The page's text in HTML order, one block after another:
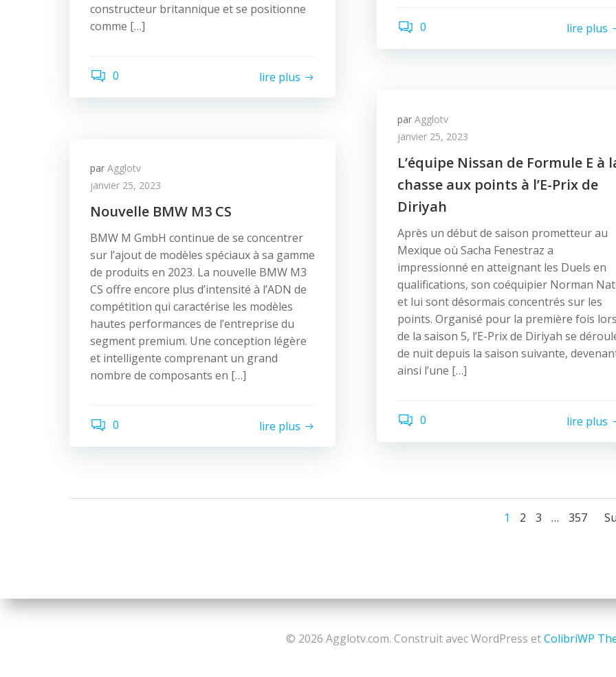
0 lire plus
constructeur britannique et se positionne
comme […]
0 lire plus
par Agglotv
janvier 25, 2023
L’équipe Nissan de Formule E à
chasse aux points à l’E-Prix de
Diriyah
Après un début de saison prometteur au
Mexique où Sacha Fenestraz a
impressionné en atteignant les Duels en
qualifications, son coéquipier Norman
et lui sont désormais concentrés sur les
points. Organisé pour la première fois
de la saison 5, l’E-Prix de Diriyah se
de nuit depuis la saison suivante,
ainsi l’une […]
0 lire plus
par Agglotv
janvier 25, 2023
Nouvelle BMW M3 CS
BMW M GmbH continue de se concentrer
sur l’ajout de modèles spéciaux à sa gamme
de produits en 2023. La nouvelle BMW M3
CS offre encore plus d’intensité à l’ADN de
compétition qui caractérise les modèles
hautes performances de l’entreprise du
segment premium. Une conception légère
et intelligente comprenant un grand
nombre de composants en […]
0 lire plus
articles
articles
Page
1 Page
2 Page
3 … Page
357
© 2026 Agglotv.com. Construit avec WordPress etColibriWP